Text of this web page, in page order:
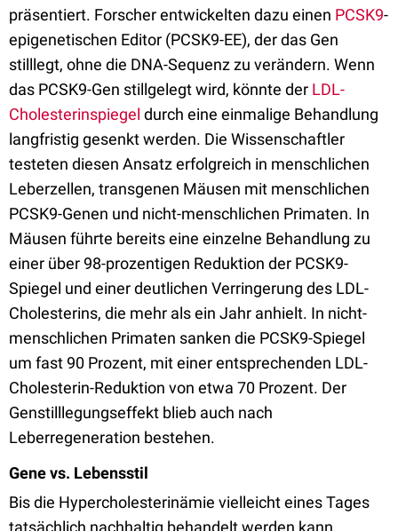
präsentiert. Forscher entwickelten dazu einen PCSK9-
epigenetischen Editor (PCSK9-EE), der das Gen
stilllegt, ohne die DNA-Sequenz zu verändern. Wenn
das PCSK9-Gen stillgelegt wird, könnte der LDL-
Cholesterinspiegel durch eine einmalige Behandlung
langfristig gesenkt werden. Die Wissenschaftler
testeten diesen Ansatz erfolgreich in menschlichen
Leberzellen, transgenen Mäusen mit menschlichen
PCSK9-Genen und nicht-menschlichen Primaten. In
Mäusen führte bereits eine einzelne Behandlung zu
einer über 98-prozentigen Reduktion der PCSK9-
Spiegel und einer deutlichen Verringerung des LDL-
Cholesterins, die mehr als ein Jahr anhielt. In nicht-
menschlichen Primaten sanken die PCSK9-Spiegel
um fast 90 Prozent, mit einer entsprechenden LDL-
Cholesterin-Reduktion von etwa 70 Prozent. Der
Genstilllegungseffekt blieb auch nach
Leberregeneration bestehen.
Gene vs. Lebensstil
Bis die Hypercholesterinämie vielleicht eines Tages
tatsächlich nachhaltig behandelt werden kann,